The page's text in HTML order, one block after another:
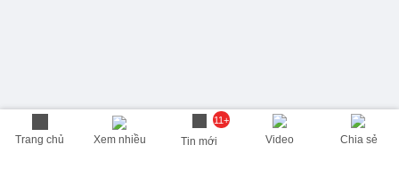
Trang chủ Xem nhiều
11+
Tin mới Video Chia sẻ